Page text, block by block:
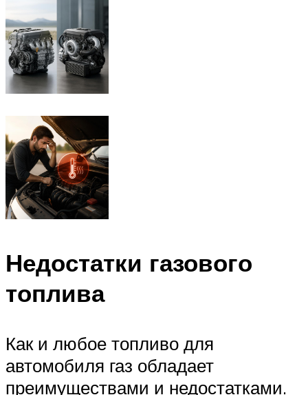
Недостатки газового
топлива
Как и любое топливо для
автомобиля газ обладает
преимуществами и недостатками.